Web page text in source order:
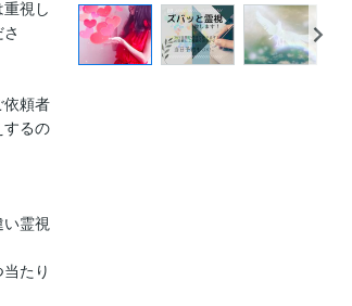
視し
依頼者
するの
霊視
たり